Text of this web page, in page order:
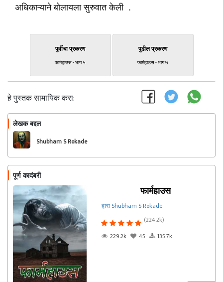
अधिकाऱ्याने बोलायला सुरुवात केली .
पूर्वीचा प्रकरण
फार्महाउस - भाग ५
पुढील प्रकरण
फार्महाउस - भाग ७
हे पुस्तक सामायिक करा:
लेखक बद्दल
Shubham S Rokade
पूर्ण कादंबरी
फार्महाउस
द्वारा Shubham S Rokade
(224.2k)
229.2k
45 135.7k